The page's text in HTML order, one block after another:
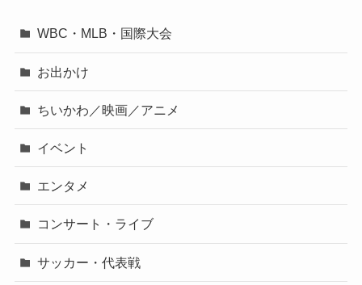
WBC・MLB・国際大会
お出かけ
ちいかわ／映画／アニメ
イベント
エンタメ
コンサート・ライブ
サッカー・代表戦